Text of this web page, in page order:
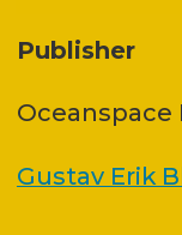
Publisher
Oceanspace
Gustav Erik